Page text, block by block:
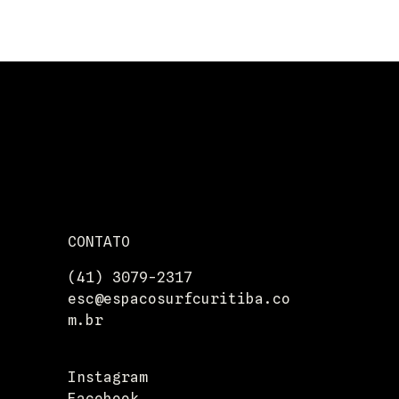
CONTATO
(41) 3079-2317
esc@espacosurfcuritiba.co
m.br
Instagram